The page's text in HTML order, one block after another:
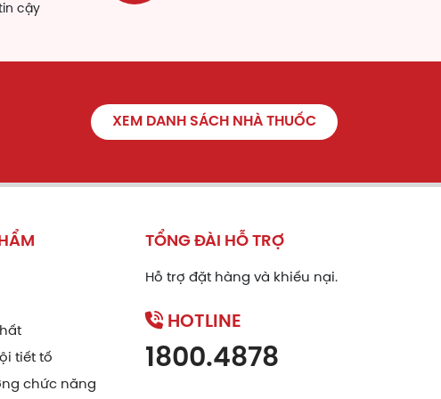
gan.
cậy
XEM DANH SÁCH NHÀ THUỐC
tiết tố
chức năng
TỔNG ĐÀI HỖ TRỢ
Hỗ trợ đặt hàng và khiếu nại.
HOTLINE
1800.4878